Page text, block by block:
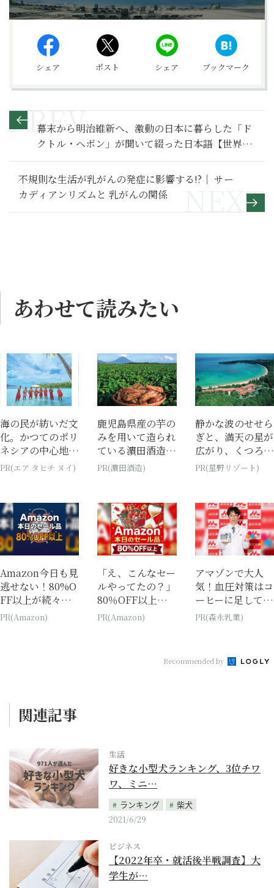
シェア ポスト シェア ブックマーク
幕末から明治維新へ、激動の日本に暮らした「ド
クトル・ヘボン」が聞いて綴った日本語【世界が
変わる異文化理解レッスン 基礎編18】
不規則な生活が乳がんの発症に影響する!?｜ サー
カディアンリズムと 乳がんの関係
あわせて読みたい
海の民が紡いだ文
化。かつてのポリ
ネシアの中心地で
あり現在の世界遺
産からみえてく
PR(エア タヒチ ヌイ)
鹿児島県産の芋の
みを用いて造られ
ている濵田酒造の
本格焼酎
PR(濵田酒造)
静かな波のせせら
ぎと、満天の星が
広がり、くつろぎ
を体感できる『西
表島ホテル by...
PR(星野リゾート)
Amazon今日も見
逃せない！80%O
FF以上が続々登
場
PR(Amazon)
「え、こんなセー
ルやってたの？」
80％OFF以上が
続々登場！Amaz
onの本気が...
PR(Amazon)
アマゾンで大人
気！血圧対策はコ
ーヒーに足してみ
て
PR(森永乳業)
Recommended by
関連記事
生活
好きな小型犬ランキング、3位チワ
ワ、ミニ…
ランキング
柴犬
2021/6/29
ビジネス
【2022年卒・就活後半戦調査】大
学生が…